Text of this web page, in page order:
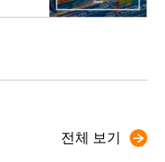
전체 보기